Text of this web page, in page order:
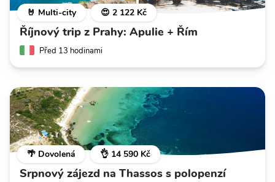
🤘 Multi-city 😍 2 122 Kč
Říjnový trip z Prahy: Apulie + Řím
Před 13 hodinami
🌴 Dovolená 👌 14 590 Kč
Srpnový zájezd na Thassos s polopenzí